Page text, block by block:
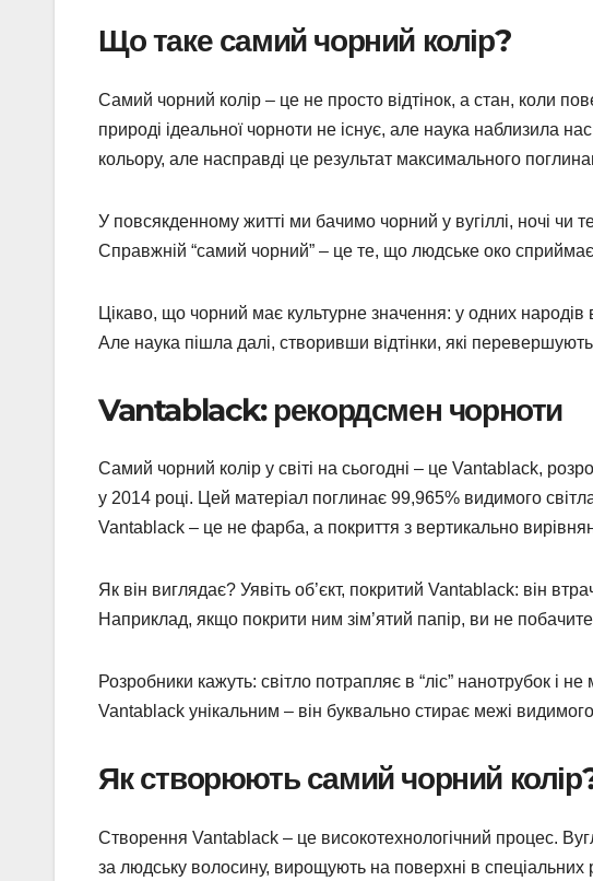
Що таке самий чорний колір?
Самий чорний колір – це не просто відтінок, а стан, коли
природі ідеальної чорноти не існує, але наука наблизила
кольору, але насправді це результат максимального
У повсякденному житті ми бачимо чорний у вугіллі, ночі чи
Справжній “самий чорний” – це те, що людське око
Цікаво, що чорний має культурне значення: у одних народів
Але наука пішла далі, створивши відтінки, які
Vantablack: рекордсмен чорноти
Самий чорний колір у світі на сьогодні – це Vantablack,
у 2014 році. Цей матеріал поглинає 99,965% видимого
Vantablack – це не фарба, а покриття з вертикально
Як він виглядає? Уявіть об’єкт, покритий Vantablack: він
Наприклад, якщо покрити ним зім’ятий папір, ви не
Розробники кажуть: світло потрапляє в “ліс” нанотрубок і
Vantablack унікальним – він буквально стирає межі
Як створюють самий чорний
Створення Vantablack – це високотехнологічний процес.
за людську волосину, вирощують на поверхні в спеціальних